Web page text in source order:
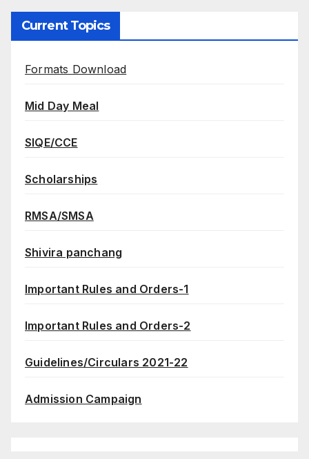
Current Topics
Formats Download
Mid Day Meal
SIQE/CCE
Scholarships
RMSA/SMSA
Shivira panchang
Important Rules and Orders-1
Important Rules and Orders-2
Guidelines/Circulars 2021-22
Admission Campaign